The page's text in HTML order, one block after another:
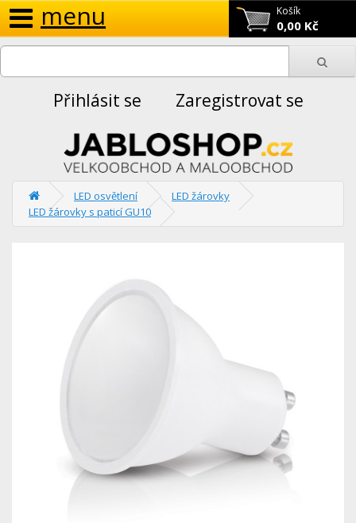
Košík
0,00 Kč
menu
Přihlásit se Zaregistrovat se
LED osvětlení
LED žárovky
LED žárovky s paticí GU10